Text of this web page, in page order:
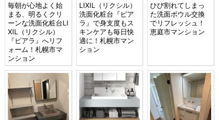
毎朝が心地よく始
まる、明るくクリ
ーンな洗面化粧台LI
XIL（リクシル）
『ピアラ』へリフ
ォーム！札幌市マ
ンション
LIXIL（リクシル）
洗面化粧台『ピア
ラ』で身支度もス
キンケアも毎日快
適に！札幌市マン
ション
ひび割れてしまっ
た洗面ボウル交換
でリフレッシュ！
恵庭市マンション